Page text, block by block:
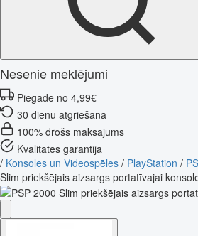
Nesenie meklējumi
Piegāde no 4,99€
30 dienu atgriešana
100% drošs maksājums
Kvalitātes garantija
/ Konsoles un Videospēles / PlayStation /
Slim priekšējais aizsargs portatīvajai